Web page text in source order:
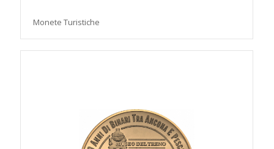
Monete Turistiche